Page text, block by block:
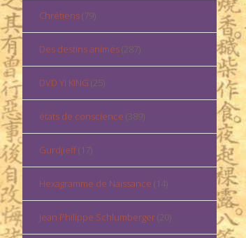
Chrétiens(79)
Des destins animés(287)
DVD YI KING (25)
états de conscience (389)
Gurdjieff(17)
Hexagramme de Naissance (14)
Jean Philippe Schlumberger(20)